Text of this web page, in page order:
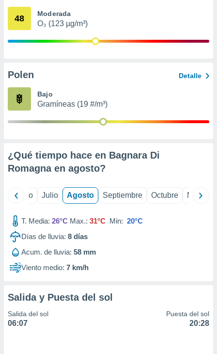
mediante
publicidad
de
48 Moderada
O₃ (123 µg/m³)
Polen Detalle
Bajo
Gramíneas (19 #/m³)
¿Qué tiempo hace en Bagnara Di
Romagna en agosto?
Junio Julio Agosto Septiembre Octubre
T. Media: 26°C Max.: 31°C Min: 20°C
Días de lluvia: 8 días
Acum. de lluvia: 58 mm
Viento medio: 7 km/h
Salida y Puesta del sol
Salida del sol
06:07
Puesta del sol
20:28